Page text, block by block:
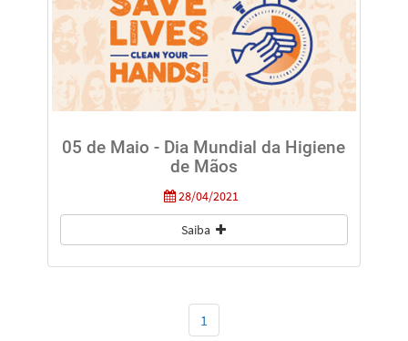
05 de Maio - Dia Mundial da Higiene
de Mãos
28/04/2021
Saiba
1